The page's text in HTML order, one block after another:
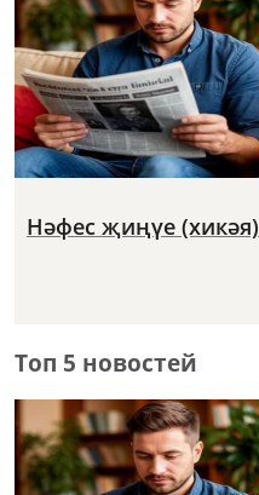
Нәфес җиңүе (хикәя)
Топ 5 новостей